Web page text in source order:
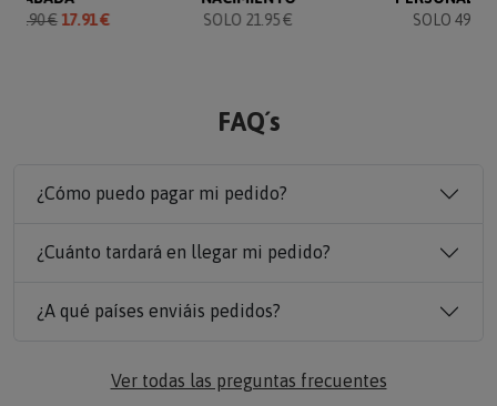
GRABADA
NACIMIENTO
FAQ´s
¿Cómo puedo pagar mi pedido?
¿Cuánto tardará en llegar mi pedido?
¿A qué países enviáis pedidos?
Ver todas las preguntas frecuentes